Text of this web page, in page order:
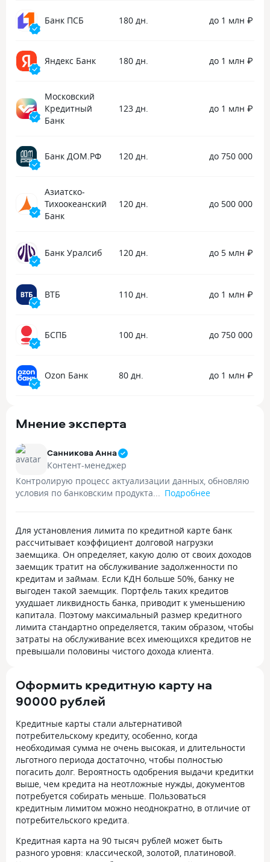
сотрудник общался максимально
профессионально и уважительно.
Когда я подтвердила, что всё-таки
без лишних проволочек принял
заявку, и буквально через несколько
закрыт. Мне очень понравилось, что
для решения такого серьезного
вопроса не пришлось тратить время
(как это часто бывает в других
финансовых организациях). Всё
решилось дистанционно, быстро
оператору Николаю за качественный
сервис и оперативную помощь!
Банк ПСБ 180 дн. до 1 млн ₽
Яндекс Банк 180 дн. до 1 млн ₽
Московский
Кредитный
Банк
123 дн. до 1 млн ₽
Банк ДОМ.РФ 120 дн. до 750 000 ₽
Азиатско-
Тихоокеанский
Банк
120 дн. до 500 000 ₽
Банк Уралсиб 120 дн. до 5 млн ₽
ВТБ 110 дн. до 1 млн ₽
БСПБ 100 дн. до 750 000 ₽
Ozon Банк 80 дн. до 1 млн ₽
Мнение эксперта
Санникова Анна
Контент-менеджер
Контролирую процесс актуализации данных, обновляю
условия по банковским продукта...
Подробнее
Для установления лимита по кредитной карте банк
рассчитывает коэффициент долговой нагрузки
заемщика. Он определяет, какую долю от своих доходов
заемщик тратит на обслуживание задолженности по
кредитам и займам. Если КДН больше 50%, банку не
выгоден такой заемщик. Портфель таких кредитов
ухудшает ликвидность банка, приводит к уменьшению
капитала. Поэтому максимальный размер кредитного
лимита стандартно определяется, таким образом, чтобы
затраты на обслуживание всех имеющихся кредитов не
превышали половины чистого дохода клиента.
Оформить кредитную карту на
90000 рублей
Кредитные карты стали альтернативой
потребительскому кредиту, особенно, когда
необходимая сумма не очень высокая, и длительности
льготного периода достаточно, чтобы полностью
погасить долг. Вероятность одобрения выдачи кредитки
выше, чем кредита на неотложные нужды, документов
потребуется собирать меньше. Пользоваться
кредитным лимитом можно неоднократно, в отличие от
потребительского кредита.
Кредитная карта на 90 тысяч рублей может быть
разного уровня: классической, золотой, платиновой.